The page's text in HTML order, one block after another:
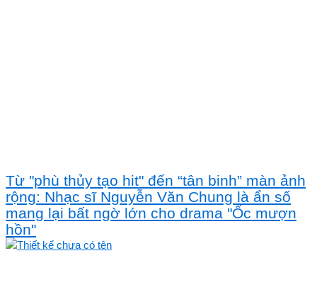
Từ "phù thủy tạo hit" đến “tân binh” màn ảnh
rộng: Nhạc sĩ Nguyễn Văn Chung là ẩn số
mang lại bất ngờ lớn cho drama "Ốc mượn
hồn"